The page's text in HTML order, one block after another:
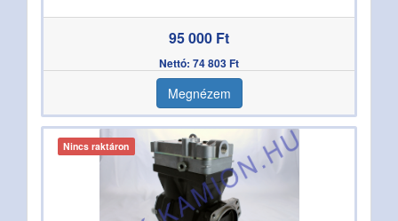
95 000 Ft
Nettó: 74 803 Ft
Megnézem
Nincs raktáron